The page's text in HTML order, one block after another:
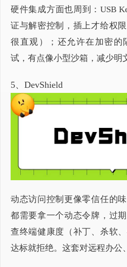
硬件集成方面也周到：USB
证与解密控制，插上才给权
很直观）；还允许在加密的
试，有点像小型沙箱，减少明
5、DevShield
动态访问控制更像零信任的
都需要拿一个动态令牌，过
查终端健康度（补丁、杀软
达标就拒绝。这套对远程办公